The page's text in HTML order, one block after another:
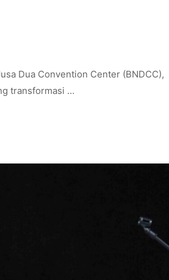
Dua Convention Center (BNDCC),
transformasi …